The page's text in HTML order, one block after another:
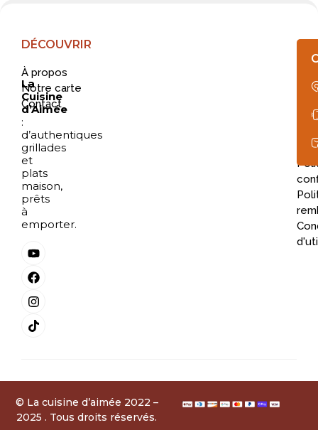
La
Cuisine
d’Aimée
:
d’authentiques
grillades
et
plats
maison,
prêts
à
emporter.
DÉCOUVRIR
À propos
Notre carte
Contact
© La cuisine d’aimée 2022 –
2025 . Tous droits réservés.